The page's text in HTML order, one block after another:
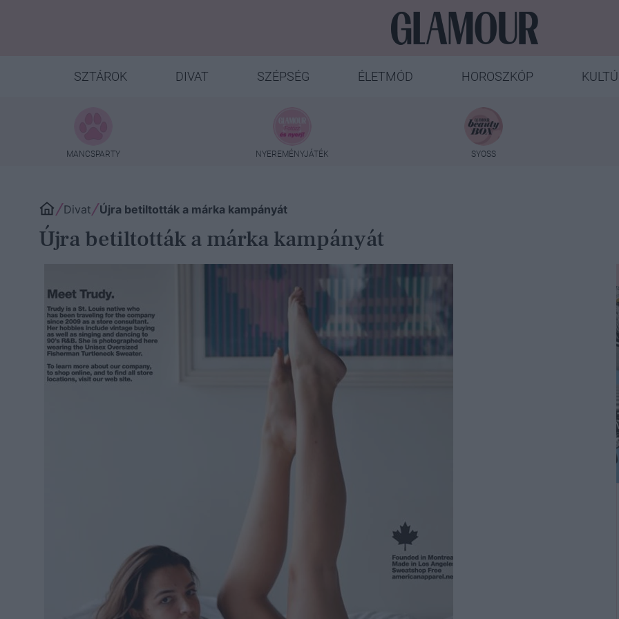
SZTÁROK DIVAT SZÉPSÉG ÉLETMÓD HOROSZKÓP
MANCSPARTY NYEREMÉNYJÁTÉK SYOSS
Divat Újra betiltották a márka kampányát
Újra betiltották a márka kampányát